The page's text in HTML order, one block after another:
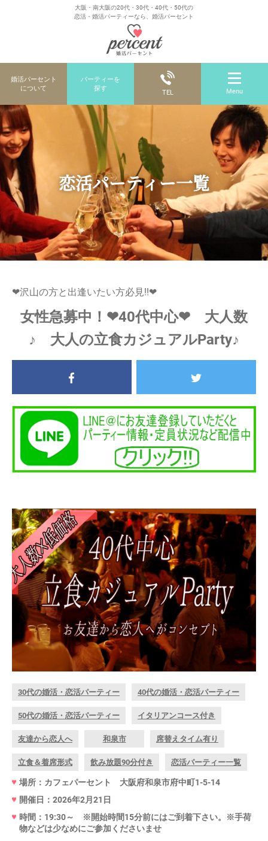
大阪・南大阪の20代・30代・40代・50代の
恋活・婚活パーティーなら、婚活パーセント
婚活パーセント
について
パーティーを
探す
TEL Menu
恋活パーティー一覧
❤沢山の方と出逢いたい方必見!!❤
女性急募中！❤40代中心❤ 大人数
♪ 大人の立食カジュアルParty♪
30代の婚活・恋活パーティー 40代の婚活・恋活パーティー
50代の婚活・恋活パーティー イタリアンコース付き
友達から恋人へ 和泉市 席替えタイム有り
立食＆着席形式 飲み放題90分付き 恋活パーティー一覧
場所：カフェパーセント 大阪府和泉市府中町1-5-14
開催日：2026年2月21日
時間：19:30～ ※開始時間15分前にはご到着下さい。※手荷
物などは少なめにご参加くださいませ